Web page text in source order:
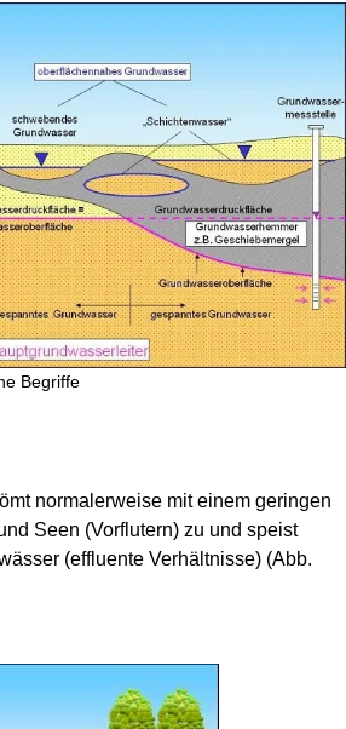
Begriffe
normalerweise mit einem geringen
Seen (Vorflutern) zu und speist
(effluente Verhältnisse) (Abb.